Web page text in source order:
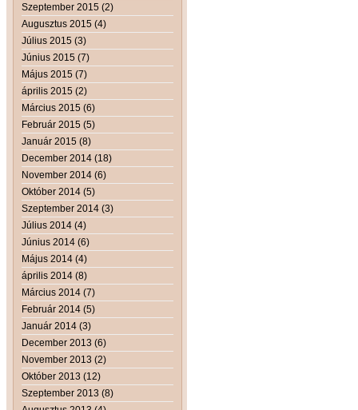
Szeptember 2015 (2)
Augusztus 2015 (4)
Július 2015 (3)
Június 2015 (7)
Május 2015 (7)
április 2015 (2)
Március 2015 (6)
Február 2015 (5)
Január 2015 (8)
December 2014 (18)
November 2014 (6)
Október 2014 (5)
Szeptember 2014 (3)
Július 2014 (4)
Június 2014 (6)
Május 2014 (4)
április 2014 (8)
Március 2014 (7)
Február 2014 (5)
Január 2014 (3)
December 2013 (6)
November 2013 (2)
Október 2013 (12)
Szeptember 2013 (8)